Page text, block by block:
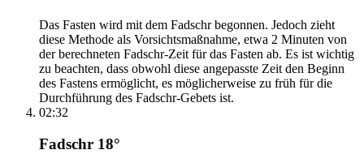
Das Fasten wird mit dem Fadschr begonnen. Jedoch zieht
diese Methode als Vorsichtsmaßnahme, etwa 2 Minuten von
der berechneten Fadschr-Zeit für das Fasten ab. Es ist wichtig
zu beachten, dass obwohl diese angepasste Zeit den Beginn
des Fastens ermöglicht, es möglicherweise zu früh für die
Durchführung des Fadschr-Gebets ist.
02:32
Fadschr 18°